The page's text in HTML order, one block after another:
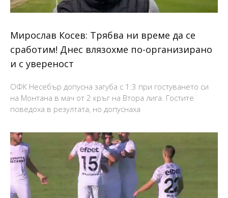
Мирослав Косев: Трябва ни време да се
сработим! Днес влязохме по-организирано
и с увереност
ОФК Несебър допусна загуба с 1:3 при гостуването си
на Монтана в мач от 2 кръг на Втора лига. Гостите
поведоха в резултата, но допуснаха